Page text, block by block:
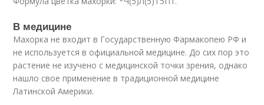
В медицине
Махорка не входит в Государственную Фармакопею РФ и
не используется в официальной медицине. До сих пор это
растение не изучено с медицинской точки зрения, однако
нашло свое применение в традиционной медицине
Латинской Америки.